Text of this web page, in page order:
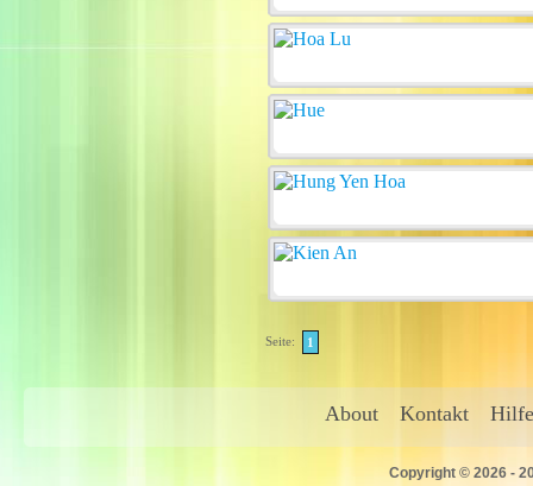
Seite: 1
About Kontakt Hilfe
Copyright © 2026 -